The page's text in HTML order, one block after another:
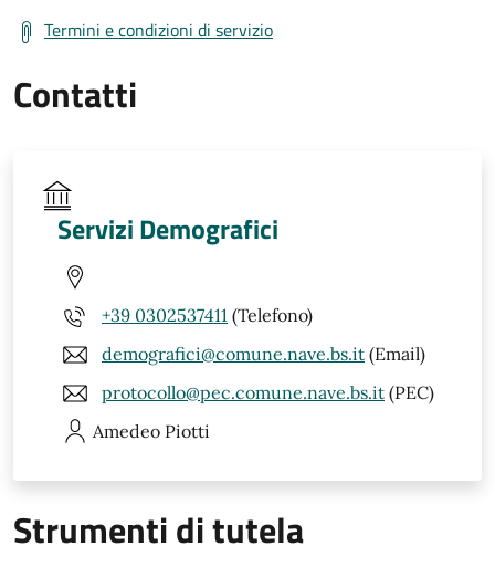
Termini e condizioni di servizio
Contatti
Servizi Demografici
+39 0302537411 (Telefono)
demografici@comune.nave.bs.it (Email)
protocollo@pec.comune.nave.bs.it (PEC)
Amedeo Piotti
Strumenti di tutela